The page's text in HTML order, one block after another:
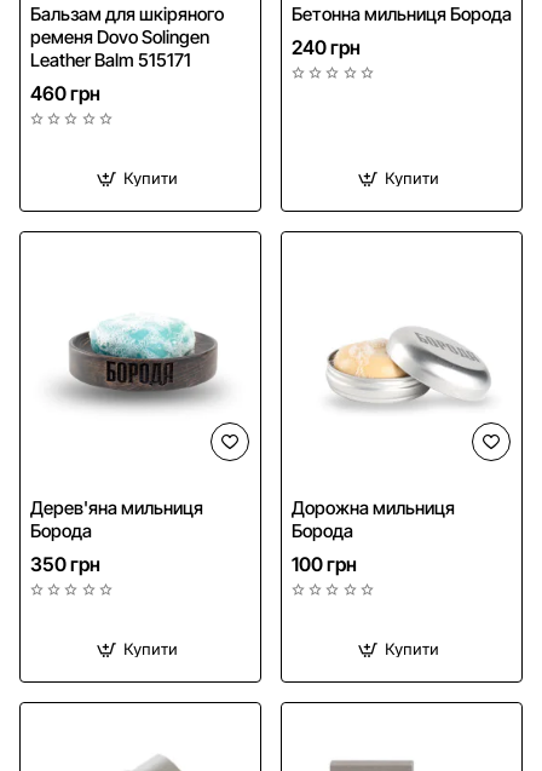
Бальзам для шкіряного
ременя Dovo Solingen
Leather Balm 515171
460 грн
Купити
Бетонна мильниця Борода
240 грн
Купити
Дерев'яна мильниця
Борода
350 грн
Купити
Дорожна мильниця
Борода
100 грн
Купити